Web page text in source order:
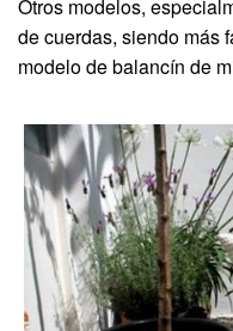
Otros modelos,
de cuerdas, siendo más
modelo de balancín de